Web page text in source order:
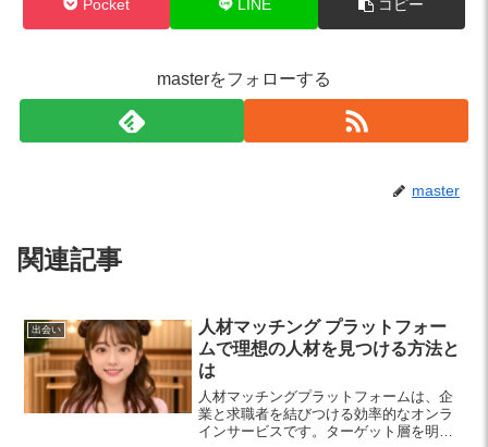
Pocket LINE コピー
masterをフォローする
master
関連記事
出会い
人材マッチング プラットフォー
ムで理想の人材を見つける方法と
は
人材マッチングプラットフォームは、企
業と求職者を結びつける効率的なオンラ
インサービスです。ターゲット層を明確